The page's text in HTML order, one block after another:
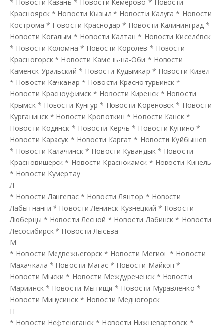
* Новости Казань * Новости Кемерово * Новости
Красноярск * Новости Кызыл * Новости Калуга * Новости
Кострома * Новости Краснодар * Новости Калининград *
Новости Когалым * Новости Калтан * Новости Киселёвск
* Новости Коломна * Новости Королёв * Новости
Красногорск * Новости Камень-на-Оби * Новости
Каменск-Уральский * Новости Кудымкар * Новости Кизел
* Новости Качканар * Новости Краснотурьинск *
Новости Красноуфимск * Новости Киренск* Новости
Крымск* Новости Кунгур * Новости Кореновск * Новости
Курганинск * Новости Кропоткин * Новости Канск*
Новости Кодинск * Новости Керчь * Новости Купино *
Новости Карасук * Новости Каргат * Новости Куйбышев
* Новости Калачинск* Новости Кувандык* Новости
Красновишерск * Новости Краснокамск * Новости Кинель
* Новости Кумертау
Л
* Новости Лангепас* Новости Лянтор * Новости
Лабытнанги * Новости Ленинск-Кузнецкий * Новости
Люберцы * Новости Лесной * Новости Лабинск * Новости
Лесосибирск * Новости Лысьва
М
* Новости Медвежьегорск * Новости Мегион * Новости
Махачкала * Новости Магас * Новости Майкоп *
Новости Мыски * Новости Междуреченск* Новости
Мариинск* Новости Мытищи * Новости Муравленко *
Новости Минусинск* Новости Медногорск
Н
* Новости Нефтеюганск * Новости Нижневартовск *